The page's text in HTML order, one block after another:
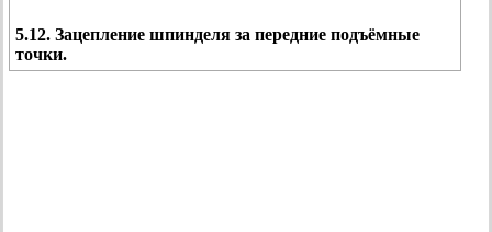
5.12. Зацепление шпинделя за передние подъёмные
точки.